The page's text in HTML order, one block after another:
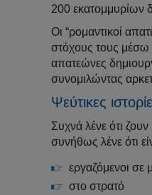
200 εκατομμυρίων
Οι “ρομαντικοί
στόχους τους
απατεώνες
συνομιλώντας
Ψεύτικες
Συχνά λένε ότι
συνήθως λένε ότι
εργαζόμενοι σε
στο στρατό